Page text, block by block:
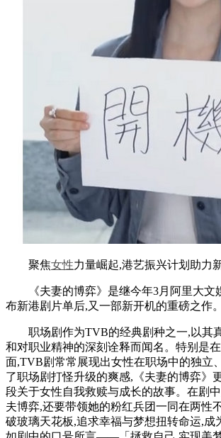
聚焦女性力量崛起,港艺振兴计划助力
《夫妻的博弈》是继今年3月阿里大文
布新港剧片单后,又一部新开机的重磅之作。
职场剧作为TVB的经典剧种之一,以其
和对职业精神的深刻诠释而闻名。特别是
面,TVB剧常常展现出女性在职场中的独立
了职场剧打怪升级的爽感,《夫妻的博弈》
段关于女性自我救赎与成长的故事。在剧
夫博弈,还要带领她的粉红兵团一同在两性
破玻璃天花板,追求幸福与梦想扭转命运,成